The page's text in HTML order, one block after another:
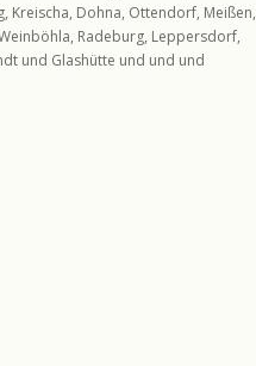
Kreischa, Dohna, Ottendorf, Meißen,
Radeburg, Leppersdorf,
und Glashütte und und und